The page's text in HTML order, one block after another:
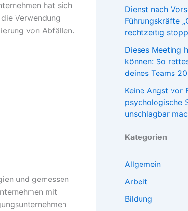
hat sich
Verwendung
von Abfällen.
und gemessen
mit
Dienst nach
Führungskräfte
rechtzeitig
Dieses Meeting
können: So
deines Teams
Keine Angst vor
psychologische
unschlagbar
Kategorien
Allgemein
Arbeit
Bildung